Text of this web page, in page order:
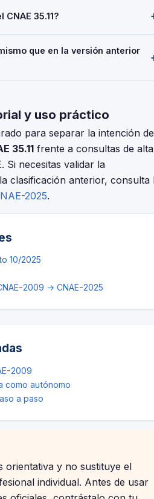
no renovables', según la
por Real Decreto 10/2025. Es un
en registros oficiales en
35.11?
eléctrica a partir de fuentes no
al darte de alta en la
que en la versión anterior
El periodo de
30 de junio de 2025.
y uso práctico
para separar la intención de
35.11 frente a consultas de alta
Si necesitas validar la
clasificación anterior, consulta
2025.
10/2025
2009 → CNAE-2025
2009
como autónomo
a paso
orientativa y no sustituye el
individual. Antes de usar